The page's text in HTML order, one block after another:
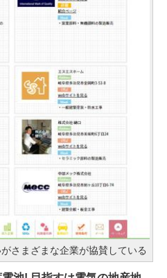
さまざまな企業が協賛している